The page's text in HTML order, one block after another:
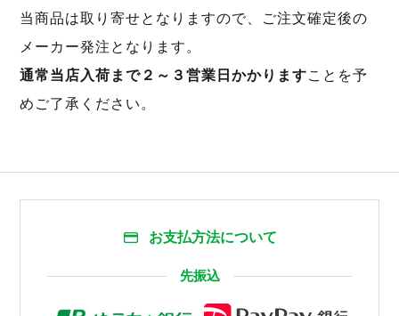
当商品は取り寄せとなりますので、ご注文確定後の
メーカー発注となります。
通常当店入荷まで２～３営業日かかりますことを予
めご了承ください。
お支払方法について
先振込